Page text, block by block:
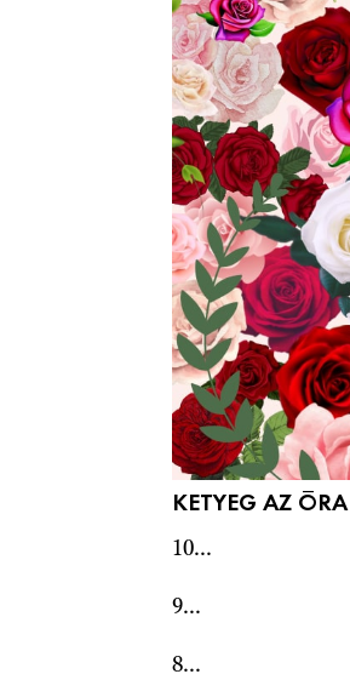
KETYEG AZ ÓRA
10...
9...
8...